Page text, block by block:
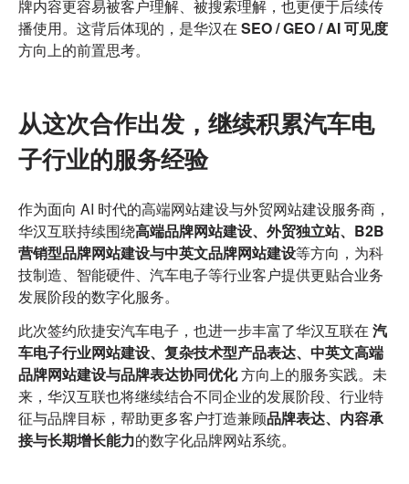
牌内容更容易被客户理解、被搜索理解，也更便于后续传
播使用。这背后体现的，是华汉在 SEO / GEO / AI 可见度
方向上的前置思考。
从这次合作出发，继续积累汽车电
子行业的服务经验
作为面向 AI 时代的高端网站建设与外贸网站建设服务商，
华汉互联持续围绕高端品牌网站建设、外贸独立站、B2B
营销型品牌网站建设与中英文品牌网站建设等方向，为科
技制造、智能硬件、汽车电子等行业客户提供更贴合业务
发展阶段的数字化服务。
此次签约欣捷安汽车电子，也进一步丰富了华汉互联在 汽
车电子行业网站建设、复杂技术型产品表达、中英文高端
品牌网站建设与品牌表达协同优化方向上的服务实践。未
来，华汉互联也将继续结合不同企业的发展阶段、行业特
征与品牌目标，帮助更多客户打造兼顾品牌表达、内容承
接与长期增长能力的数字化品牌网站系统。